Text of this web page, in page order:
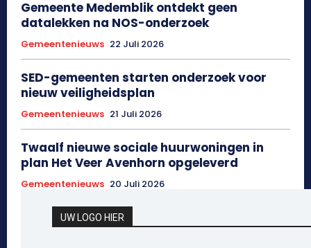
Gemeente Medemblik ontdekt geen
datalekken na NOS-onderzoek
Gemeentenieuws 22 Juli 2026
SED-gemeenten starten onderzoek voor
nieuw veiligheidsplan
Gemeentenieuws 21 Juli 2026
Twaalf nieuwe sociale huurwoningen in
plan Het Veer Avenhorn opgeleverd
Gemeentenieuws 20 Juli 2026
UW LOGO HIER